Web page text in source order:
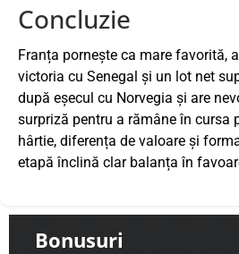
Concluzie
Franța pornește ca mare favorită,
victoria cu Senegal și un lot net
după eșecul cu Norvegia și are
surpriză pentru a rămâne în cursa
hârtie, diferența de valoare și
etapă înclină clar balanța în
Bonusuri